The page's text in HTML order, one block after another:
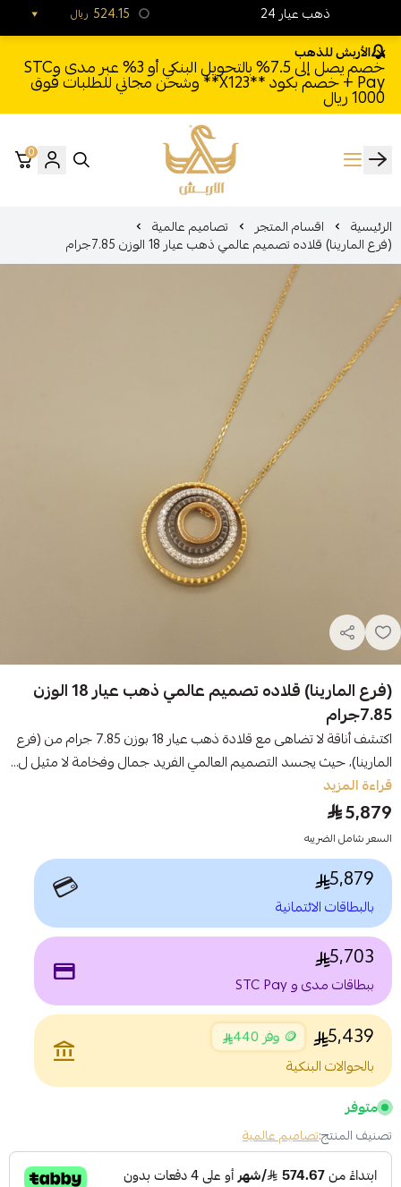
الأربش للذهب
خصم يصل إلى 7.5% بالتحويل البنكي أو 3% عبر مدى وSTC
Pay + خصم بكود **X123** وشحن مجاني للطلبات فوق
1000 ريال
الأربش للذهب
0
الرئيسية اقسام المتجر تصاميم عالمية
(فرع المارينا) قلاده تصميم عالمي ذهب عيار 18 الوزن 7.85جرام
(فرع المارينا) قلاده تصميم عالمي ذهب عيار 18 الوزن
7.85جرام
اكتشف أناقة لا تضاهى مع قلادة ذهب عيار 18 بوزن 7.85 جرام من (فرع
المارينا)، حيث يجسد التصميم العالمي الفريد جمال وفخامة لا مثيل ل...
قراءة المزيد
5,879
السعر شامل الضريبه
5,879
بالبطاقات الائتمانية 💳
5,703
ببطاقات مدى و STC Pay payment
5,439 🪙 وفر 440
بالحوالات البنكية
account_balance
متوفر
تصنيف المنتج:تصاميم عالمية
24 ذهب عيار ريال 524.15